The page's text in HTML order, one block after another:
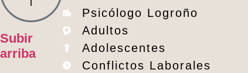
Subir
arriba
Psicólogo Logroño
Adultos
Adolescentes
Conflictos Laborales